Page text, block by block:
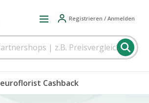
Registrieren / Anmelden
euroflorist Cashback